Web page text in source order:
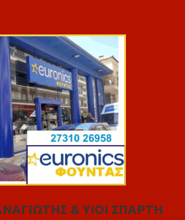
& YIOI ΣΠΑΡΤΗ